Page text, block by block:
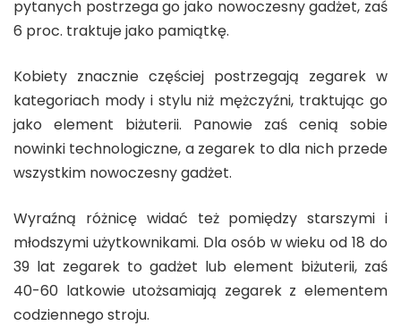
pytanych postrzega go jako nowoczesny gadżet, zaś
6 proc. traktuje jako pamiątkę.
Kobiety znacznie częściej postrzegają zegarek w
kategoriach mody i stylu niż mężczyźni, traktując go
jako element biżuterii. Panowie zaś cenią sobie
nowinki technologiczne, a zegarek to dla nich przede
wszystkim nowoczesny gadżet.
Wyraźną różnicę widać też pomiędzy starszymi i
młodszymi użytkownikami. Dla osób w wieku od 18 do
39 lat zegarek to gadżet lub element biżuterii, zaś
40-60 latkowie utożsamiają zegarek z elementem
codziennego stroju.